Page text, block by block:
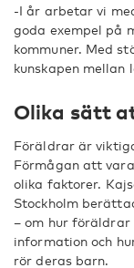
-I år arbetar vi
goda exempel på
kommuner. Med
kunskapen mellan
Olika sätt
Föräldrar är
Förmågan att
olika faktorer.
Stockholm
– om hur
information och
rör deras barn.